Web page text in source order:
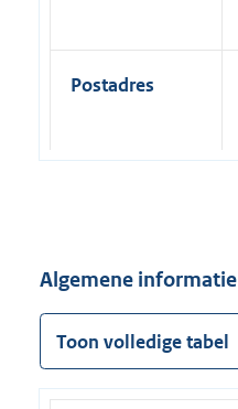
Postadres
Algemene informatie
Toon volledige tabel